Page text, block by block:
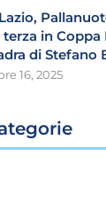
Lazio,
in Coppa
di Stefano
16, 2025